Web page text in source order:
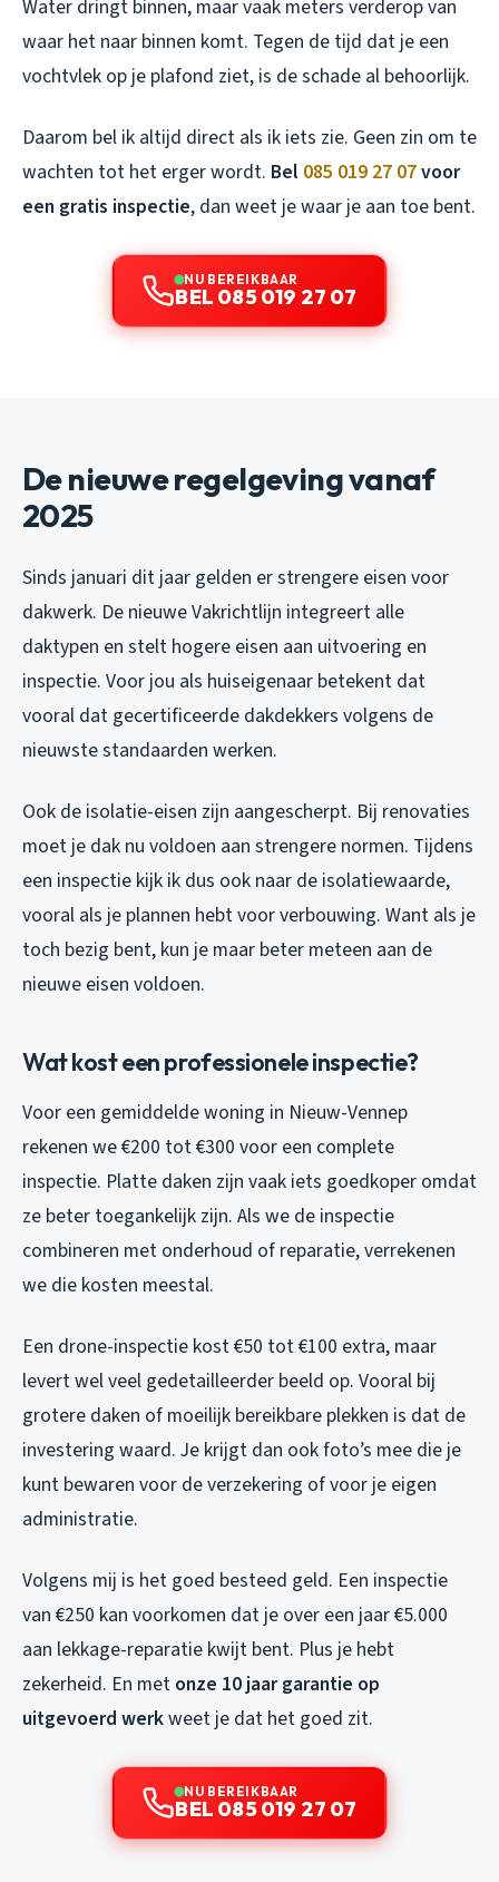
Water dringt binnen, maar vaak meters verderop van
waar het naar binnen komt. Tegen de tijd dat je een
vochtvlek op je plafond ziet, is de schade al behoorlijk.
Daarom bel ik altijd direct als ik iets zie. Geen zin om te
wachten tot het erger wordt. Bel 085 019 27 07voor
een gratis inspectie, dan weet je waar je aan toe bent.
NU BEREIKBAAR
BEL 085 019 27 07
De nieuwe regelgeving vanaf
2025
Sinds januari dit jaar gelden er strengere eisen voor
dakwerk. De nieuwe Vakrichtlijn integreert alle
daktypen en stelt hogere eisen aan uitvoering en
inspectie. Voor jou als huiseigenaar betekent dat
vooral dat gecertificeerde dakdekkers volgens de
nieuwste standaarden werken.
Ook de isolatie-eisen zijn aangescherpt. Bij renovaties
moet je dak nu voldoen aan strengere normen. Tijdens
een inspectie kijk ik dus ook naar de isolatiewaarde,
vooral als je plannen hebt voor verbouwing. Want als je
toch bezig bent, kun je maar beter meteen aan de
nieuwe eisen voldoen.
Wat kost een professionele inspectie?
Voor een gemiddelde woning in Nieuw-Vennep
rekenen we €200 tot €300 voor een complete
inspectie. Platte daken zijn vaak iets goedkoper omdat
ze beter toegankelijk zijn. Als we de inspectie
combineren met onderhoud of reparatie, verrekenen
we die kosten meestal.
Een drone-inspectie kost €50 tot €100 extra, maar
levert wel veel gedetailleerder beeld op. Vooral bij
grotere daken of moeilijk bereikbare plekken is dat de
investering waard. Je krijgt dan ook foto’s mee die je
kunt bewaren voor de verzekering of voor je eigen
administratie.
Volgens mij is het goed besteed geld. Een inspectie
van €250 kan voorkomen dat je over een jaar €5.000
aan lekkage-reparatie kwijt bent. Plus je hebt
zekerheid. En met onze 10 jaar garantie op
uitgevoerd werkweet je dat het goed zit.
NU BEREIKBAAR
BEL 085 019 27 07